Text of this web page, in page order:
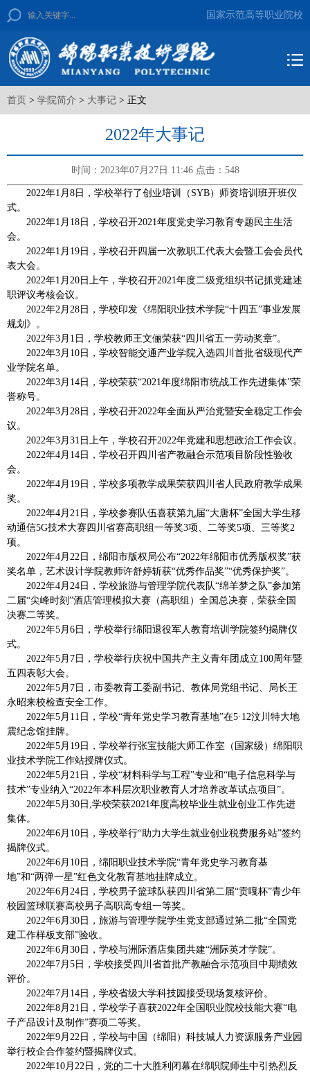
国家示范高等职业院校
首页 > 学院简介 > 大事记 > 正文
2022年大事记
时间：2023年07月27日 11:46 点击： 548
2022年1月8日，学校举行了创业培训（SYB）师资培训班开班仪
式。
2022年1月18日，学校召开2021年度党史学习教育专题民主生活
会。
2022年1月19日，学校召开四届一次教职工代表大会暨工会会员代
表大会。
2022年1月20日上午，学校召开2021年度二级党组织书记抓党建述
职评议考核会议。
2022年2月28日，学校印发《绵阳职业技术学院“十四五”事业发展
规划》。
2022年3月1日，学校教师王文俪荣获“四川省五一劳动奖章”。
2022年3月10日，学校智能交通产业学院入选四川首批省级现代产
业学院名单。
2022年3月14日，学校荣获“2021年度绵阳市统战工作先进集体”荣
誉称号。
2022年3月28日，学校召开2022年全面从严治党暨安全稳定工作会
议。
2022年3月31日上午，学校召开2022年党建和思想政治工作会议。
2022年4月14日，学校召开四川省产教融合示范项目阶段性验收
会。
2022年4月19日，学校多项教学成果荣获四川省人民政府教学成果
奖。
2022年4月21日，学校参赛队伍喜获第九届“大唐杯”全国大学生移
动通信5G技术大赛四川省赛高职组一等奖3项、二等奖5项、三等奖2
项。
2022年4月22日，绵阳市版权局公布“2022年绵阳市优秀版权奖”获
奖名单，艺术设计学院教师许舒婷斩获“优秀作品奖”“优秀保护奖”。
2022年4月24日，学校旅游与管理学院代表队“绵羊梦之队”参加第
二届“尖峰时刻”酒店管理模拟大赛（高职组）全国总决赛，荣获全国
决赛二等奖。
2022年5月6日，学校举行绵阳退役军人教育培训学院签约揭牌仪
式。
2022年5月7日，学校举行庆祝中国共产主义青年团成立100周年暨
五四表彰大会。
2022年5月7日，市委教育工委副书记、教体局党组书记、局长王
永昭来校检查安全工作。
2022年5月11日，学校“青年党史学习教育基地”在5·12汶川特大地
震纪念馆挂牌。
2022年5月19日，学校举行张宝技能大师工作室（国家级）绵阳职
业技术学院工作站授牌仪式。
2022年5月21日，学校“材料科学与工程”专业和“电子信息科学与
技术”专业纳入“2022年本科层次职业教育人才培养改革试点项目”。
2022年5月30日,学校荣获2021年度高校毕业生就业创业工作先进
集体。
2022年6月10日，学校举行“助力大学生就业创业税费服务站”签约
揭牌仪式。
2022年6月10日，绵阳职业技术学院“青年党史学习教育基
地”和“两弹一星”红色文化教育基地挂牌成立。
2022年6月24日，学校男子篮球队获四川省第二届“贡嘎杯”青少年
校园篮球联赛高校男子高职高专组一等奖。
2022年6月30日，旅游与管理学院学生党支部通过第二批“全国党
建工作样板支部”验收。
2022年6月30日，学校与洲际酒店集团共建“洲际英才学院”。
2022年7月5日，学校接受四川省首批产教融合示范项目中期绩效
评价。
2022年7月14日，学校省级大学科技园接受现场复核评价。
2022年8月21日，学校学子喜获2022年全国职业院校技能大赛“电
子产品设计及制作”赛项二等奖。
2022年9月22日，学校与中国（绵阳）科技城人力资源服务产业园
举行校企合作签约暨揭牌仪式。
2022年10月22日，党的二十大胜利闭幕在绵职院师生中引热烈反